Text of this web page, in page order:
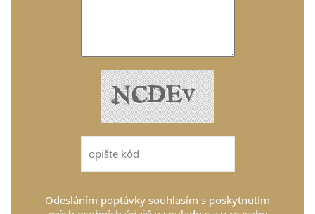
Odesláním poptávky souhlasím s poskytnutím